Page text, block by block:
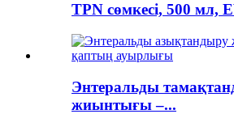
TPN сөмкесі, 500 мл,
Энтеральды
жиынтығы –...